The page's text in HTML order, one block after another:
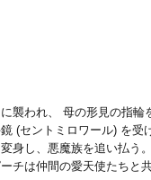
襲われ、 母の形見の指輪
(セントミロワール) を受
身し、悪魔族を追い払う
チは仲間の愛天使たちと